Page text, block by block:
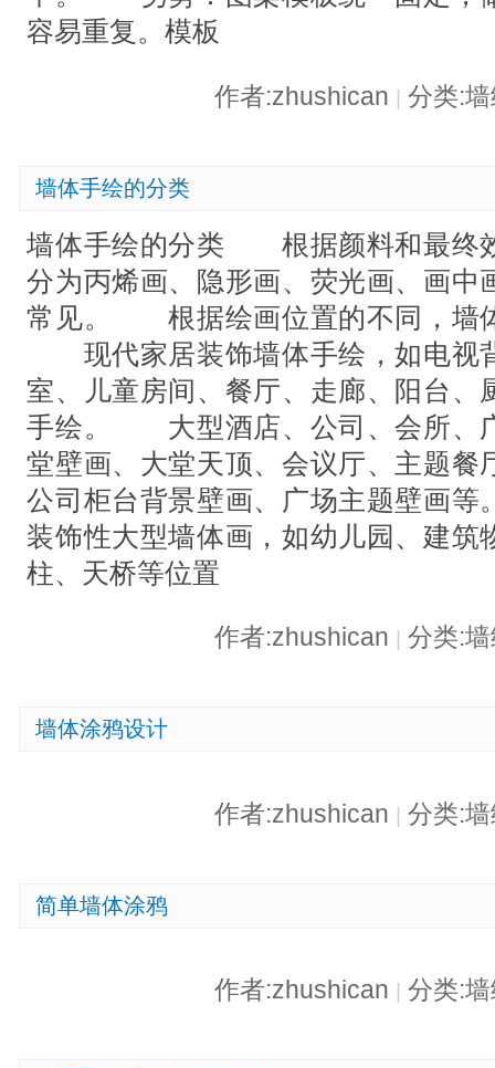
容易重复。模板
作者:zhushican | 分类:
墙体手绘的分类
墙体手绘的分类 根据颜料和最终
分为丙烯画、隐形画、荧光画、画中
常见。 根据绘画位置的不同，墙
现代家居装饰墙体手绘，如电视
室、儿童房间、餐厅、走廊、阳台、
手绘。 大型酒店、公司、会所、
堂壁画、大堂天顶、会议厅、主题餐
公司柜台背景壁画、广场主题壁画
装饰性大型墙体画，如幼儿园、建筑
柱、天桥等位置
作者:zhushican 分类:
墙体涂鸦设计
作者:zhushican | 分类:
简单墙体涂鸦
作者:zhushican 分类: